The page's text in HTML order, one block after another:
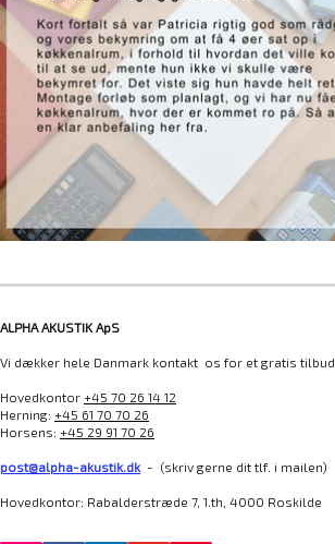
ALPHA AKUSTIK ApS
Vi dækker hele Danmark kontakt os for et gratis tilbud.
Hovedkontor +45 70 26 14 12
Herning: +45 61 70 70 26
Horsens: +45 29 91 70 26
post@alpha-akustik.dk- (skriv gerne dit tlf. i mailen)
Hovedkontor: Rabalderstræde 7, 1.th, 4000 Roskilde